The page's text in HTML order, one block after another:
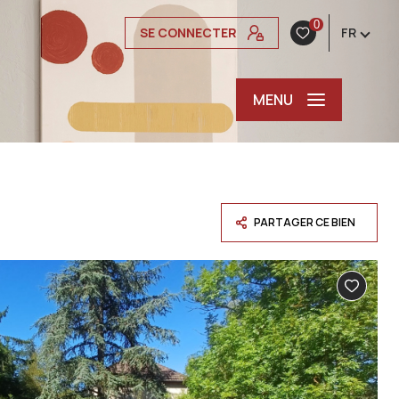
SE CONNECTER 0 FR
MENU
PARTAGER CE BIEN